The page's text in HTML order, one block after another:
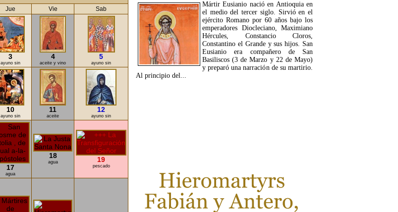
Mártir Eusianio nació en Antioquia en
el medio del tercer siglo. Sirvió en el
ejército Romano por 60 años bajo los
emperadores Diocleciano, Maximiano
Hércules, Constancio Cloros,
Constantino el Grande y sus hijos. San
Eusianio era compañero de San
Basiliscos (3 de Marzo y 22 de Mayo)
y preparó una narración de su martirio.
Al principio del...
Jue Vie Sab
3
ayuno sin
4
aceite y vino
5
ayuno sin
10
ayuno sin
11
aceite
12
ayuno sin
17
agua
18
agua 19
pescado